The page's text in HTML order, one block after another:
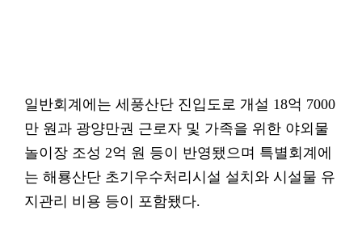
일반회계에는 세풍산단 진입도로 개설 18억 7000
만 원과 광양만권 근로자 및 가족을 위한 야외물
놀이장 조성 2억 원 등이 반영됐으며 특별회계에
는 해룡산단 초기우수처리시설 설치와 시설물 유
지관리 비용 등이 포함됐다.